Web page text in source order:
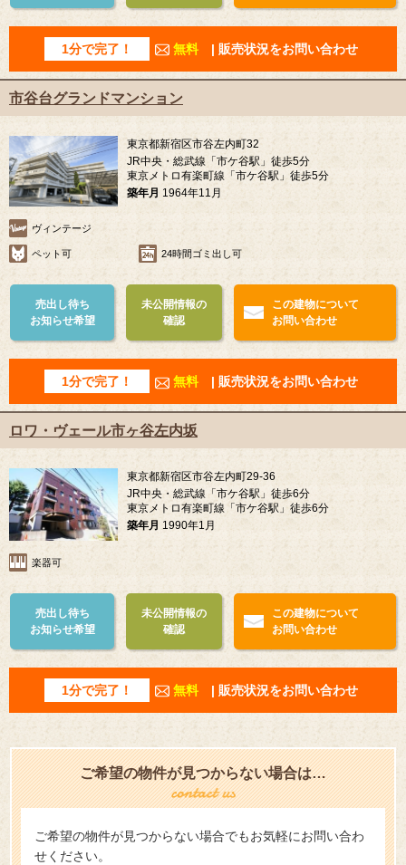
1分で完了！ 無料 | 販売状況をお問い合わせ
市谷台グランドマンション
東京都新宿区市谷左内町32
JR中央・総武線「市ケ谷駅」徒歩5分
東京メトロ有楽町線「市ケ谷駅」徒歩5分
築年月 1964年11月
ヴィンテージ
ペット可 24時間ゴミ出し可
売出し待ち
お知らせ希望
未公開情報の
確認
この建物について
お問い合わせ
1分で完了！ 無料 | 販売状況をお問い合わせ
ロワ・ヴェール市ヶ谷左内坂
東京都新宿区市谷左内町29-36
JR中央・総武線「市ケ谷駅」徒歩6分
東京メトロ有楽町線「市ケ谷駅」徒歩6分
築年月 1990年1月
楽器可
売出し待ち
お知らせ希望
未公開情報の
確認
この建物について
お問い合わせ
1分で完了！ 無料 | 販売状況をお問い合わせ
ご希望の物件が見つからない場合は…
ご希望の物件が見つからない場合でもお気軽にお問い合わ
せください。